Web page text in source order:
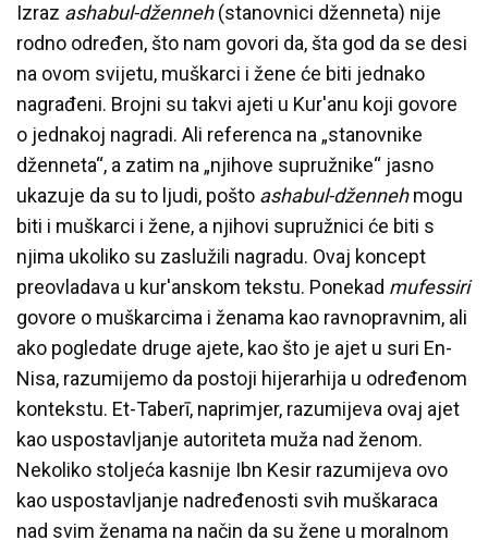
Izraz ashabul-dženneh(stanovnici dženneta) nije
rodno određen, što nam govori da, šta god da se desi
na ovom svijetu, muškarci i žene će biti jednako
nagrađeni. Brojni su takvi ajeti u Kur'anu koji govore
o jednakoj nagradi. Ali referenca na „stanovnike
dženneta“, a zatim na „njihove supružnike“ jasno
ukazuje da su to ljudi, pošto ashabul-džennehmogu
biti i muškarci i žene, a njihovi supružnici će biti s
njima ukoliko su zaslužili nagradu. Ovaj koncept
preovladava u kur'anskom tekstu. Ponekad mufessiri
govore o muškarcima i ženama kao ravnopravnim, ali
ako pogledate druge ajete, kao što je ajet u suri En-
Nisa, razumijemo da postoji hijerarhija u određenom
kontekstu. Et-Taberī, naprimjer, razumijeva ovaj ajet
kao uspostavljanje autoriteta muža nad ženom.
Nekoliko stoljeća kasnije Ibn Kesir razumijeva ovo
kao uspostavljanje nadređenosti svih muškaraca
nad svim ženama na način da su žene u moralnom